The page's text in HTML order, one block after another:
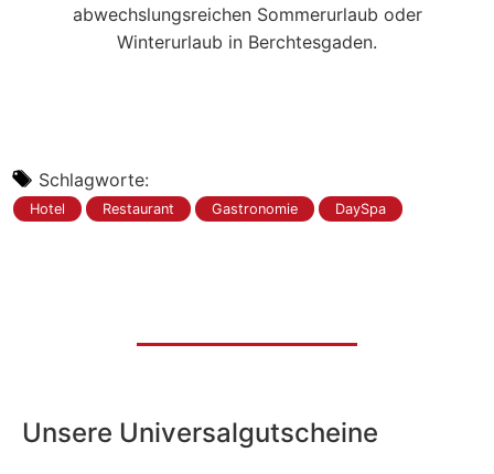
abwechslungsreichen Sommerurlaub oder
Winterurlaub in Berchtesgaden.
Schlagworte:
Hotel Restaurant Gastronomie DaySpa
Unsere Universalgutscheine